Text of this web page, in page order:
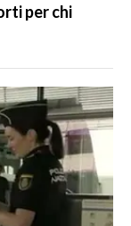
per chi